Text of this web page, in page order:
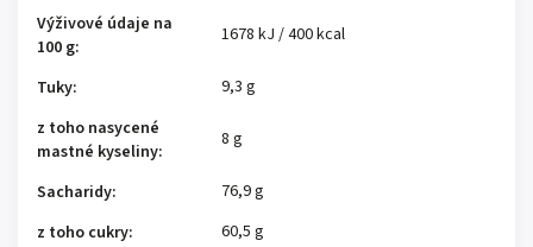
Výživové údaje na
100 g:
1678 kJ / 400 kcal
Tuky:
9,3 g
z toho nasycené
mastné kyseliny:
8 g
Sacharidy:
76,9 g
z toho cukry:
60,5 g